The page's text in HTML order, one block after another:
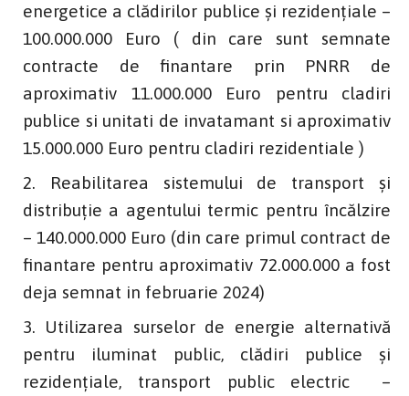
energetice a clădirilor publice și rezidențiale –
100.000.000 Euro ( din care sunt semnate
contracte de finantare prin PNRR de
aproximativ 11.000.000 Euro pentru cladiri
publice si unitati de invatamant si aproximativ
15.000.000 Euro pentru cladiri rezidentiale )
Reabilitarea sistemului de transport și
distribuție a agentului termic pentru încălzire
– 140.000.000 Euro (din care primul contract de
finantare pentru aproximativ 72.000.000 a fost
deja semnat in februarie 2024)
Utilizarea surselor de energie alternativă
pentru iluminat public, clădiri publice și
rezidențiale, transport public electric –